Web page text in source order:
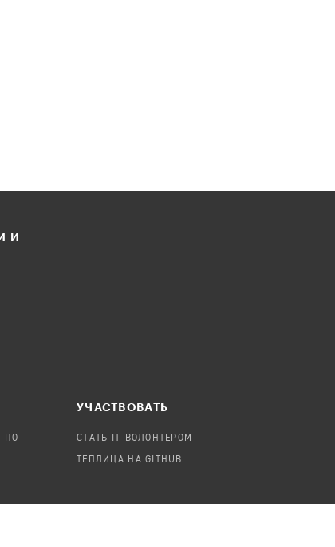
И
ПО
УЧАСТВОВАТЬ
СТАТЬ IT-ВОЛОНТЕРОМ
ТЕПЛИЦА НА GITHUB